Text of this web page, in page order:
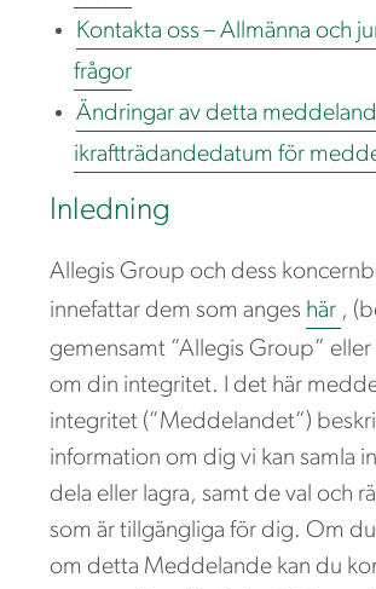
Kontakta oss – Allmänna och
frågor
Ändringar av detta
ikraftträdandedatum för
Inledning
Allegis Group och dess
innefattar dem som anges här ,
gemensamt ”Allegis Group” eller
om din integritet. I det här
integritet (”Meddelandet”)
information om dig vi kan samla
dela eller lagra, samt de val och
som är tillgängliga för dig. Om
om detta Meddelande kan du